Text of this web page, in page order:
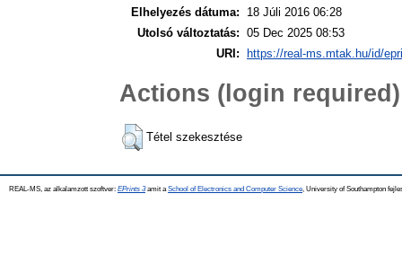
Elhelyezés dátuma:
18 Júli 2016 06:28
Utolsó változtatás: 05 Dec 2025 08:53
URI:
https://real-ms.mtak.hu/id/
Actions (login required)
Tétel szekesztése
REAL-MS, az alkalamzott szoftver: EPrints 3amit a School of Electronics and Computer Science , University of Southampton